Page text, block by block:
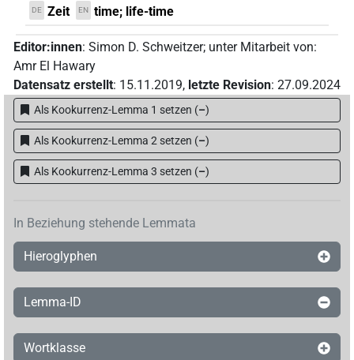
DE Zeit EN time; life-time
Editor:innen: Simon D. Schweitzer; unter Mitarbeit von:
Amr El Hawary
Datensatz erstellt: 15.11.2019, letzte Revision: 27.09.2024
Als Kookurrenz-Lemma 1 setzen (–)
Als Kookurrenz-Lemma 2 setzen (–)
Als Kookurrenz-Lemma 3 setzen (–)
In Beziehung stehende Lemmata
Hieroglyphen
Lemma-ID
Wortklasse